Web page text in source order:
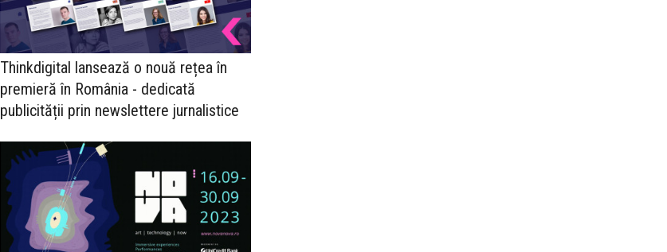
Thinkdigital lansează o nouă rețea în
premieră în România - dedicată
publicității prin newslettere jurnalistice